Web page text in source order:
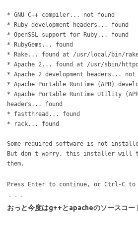
* GNU C++ compiler... not found
* Ruby development headers... found
* OpenSSL support for Ruby... found
* RubyGems... found
* Rake... found at /usr/local/bin/
* Apache 2... found at /usr/sbin/httpd
* Apache 2 development headers... not
* Apache Portable Runtime (APR)
* Apache Portable Runtime Utility
headers... found
* fastthread... found
* rack... found
Some required software is not
But don't worry, this installer will
them.
Press Enter to continue, or Ctrl-C to
・・・
おっと今度はg++とapacheのソースコー